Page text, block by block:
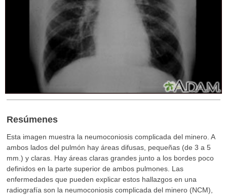
Resúmenes
Esta imagen muestra la neumoconiosis complicada del minero. A
ambos lados del pulmón hay áreas difusas, pequeñas (de 3 a 5
mm.) y claras. Hay áreas claras grandes junto a los bordes poco
definidos en la parte superior de ambos pulmones. Las
enfermedades que pueden explicar estos hallazgos en una
radiografía son la neumoconiosis complicada del minero (NCM),